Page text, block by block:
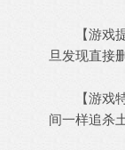
【游戏提
旦发现直接
【游戏特
间一样追杀